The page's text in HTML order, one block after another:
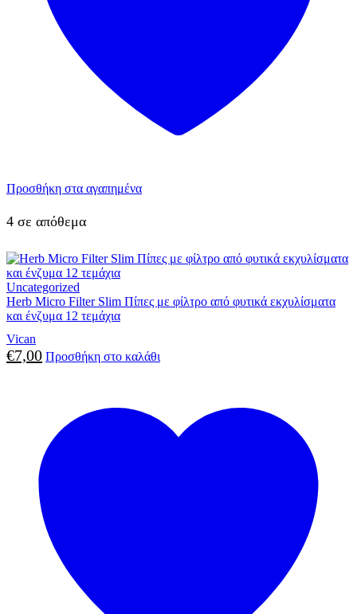
Προσθήκη στα αγαπημένα
4 σε απόθεμα
Uncategorized
Herb Micro Filter Slim Πίπες με φίλτρο από φυτικά εκχυλίσματα
και ένζυμα 12 τεμάχια
Vican
€7,00 Προσθήκη στο καλάθι